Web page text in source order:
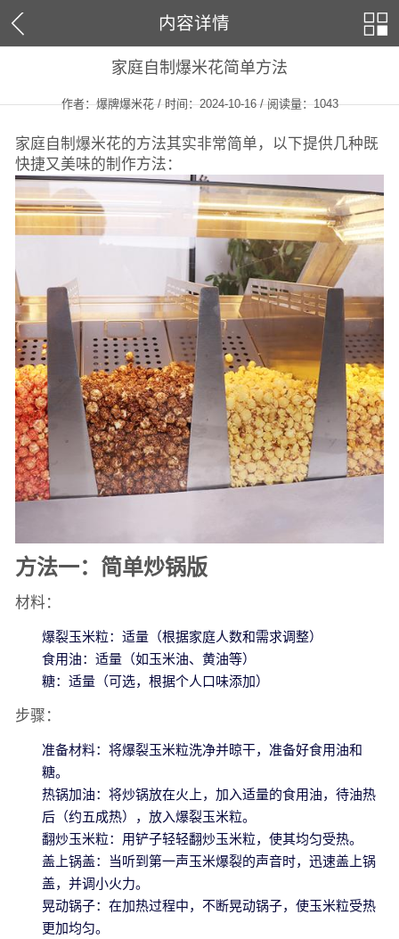
内容详情
家庭自制爆米花简单方法
作者：爆牌爆米花 / 时间：2024-10-16 / 阅读量：1043
家庭自制爆米花的方法其实非常简单，以下提供几种既
快捷又美味的制作方法：
方法一：简单炒锅版
材料：
爆裂玉米粒：适量（根据家庭人数和需求调整）
食用油：适量（如玉米油、黄油等）
糖：适量（可选，根据个人口味添加）
步骤：
准备材料：将爆裂玉米粒洗净并晾干，准备好食用油和
糖。
热锅加油：将炒锅放在火上，加入适量的食用油，待油热
后（约五成热），放入爆裂玉米粒。
翻炒玉米粒：用铲子轻轻翻炒玉米粒，使其均匀受热。
盖上锅盖：当听到第一声玉米爆裂的声音时，迅速盖上锅
盖，并调小火力。
晃动锅子：在加热过程中，不断晃动锅子，使玉米粒受热
更加均匀。